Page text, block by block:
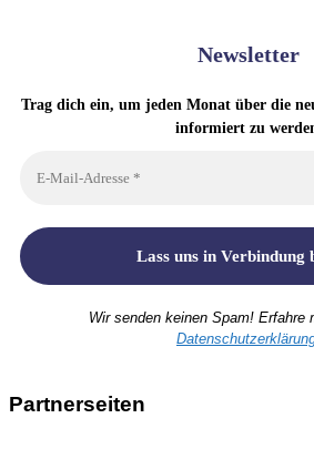
Newsletter
Trag dich ein, um jeden Monat über die
informiert zu
Wir senden keinen Spam! Erfahre
Partnerseiten